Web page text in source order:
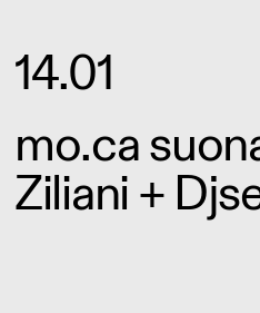
14.01
mo.ca
Ziliani +